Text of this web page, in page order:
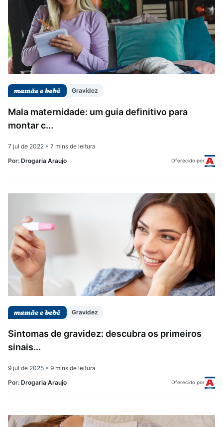
Gravidez
Mala maternidade: um guia definitivo para
montar c...
7 jul de 2022 • 7 mins de leitura
Por: Drogaria Araujo Oferecido por
Gravidez
Sintomas de gravidez: descubra os primeiros
sinais...
9 jul de 2025 • 9 mins de leitura
Por: Drogaria Araujo Oferecido por